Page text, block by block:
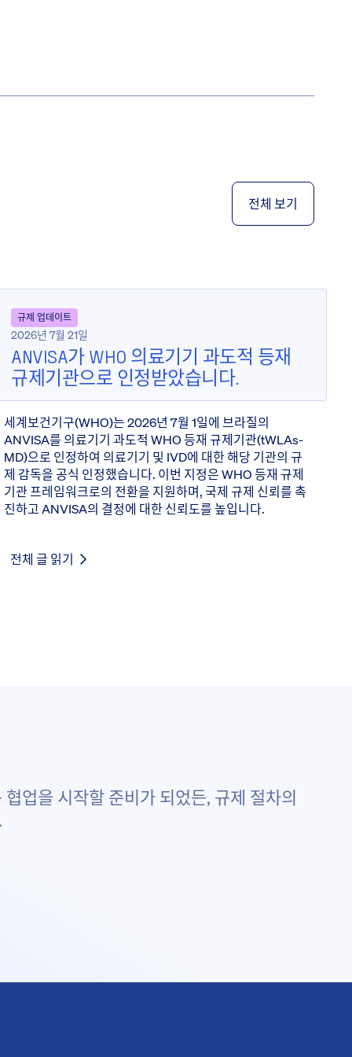
전체 보기
규제 업데이트
2026년 7월 21일
ANVISA가 WHO 의료기기 과도적 등재
규제기관으로 인정받았습니다.
세계보건기구(WHO)는 2026년 7월 1일에 브라질의
ANVISA를 의료기기 과도적 WHO 등재 규제기관(tWLAs-
MD)으로 인정하여 의료기기 및 IVD에 대한 해당 기관의 규
제 감독을 공식 인정했습니다. 이번 지정은 WHO 등재 규제
기관 프레임워크로의 전환을 지원하며, 국제 규제 신뢰를 촉
진하고 ANVISA의 결정에 대한 신뢰도를 높입니다.
전체 글 읽기
업을 시작할 준비가 되었든, 규제 절차의